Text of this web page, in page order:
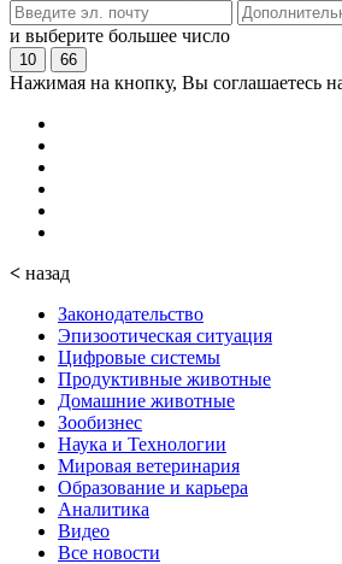
и выберите большее число
10 66
Нажимая на кнопку, Вы соглашаетесь
< назад
Законодательство
Эпизоотическая ситуация
Цифровые системы
Продуктивные животные
Домашние животные
Зообизнес
Наука и Технологии
Мировая ветеринария
Образование и карьера
Аналитика
Видео
Все новости